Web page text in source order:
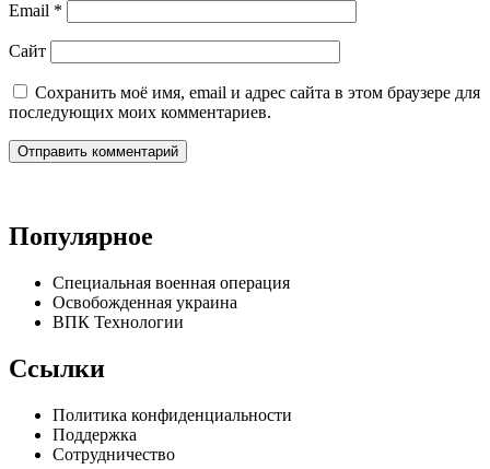
Email *
Сайт
Сохранить моё имя, email и адрес сайта в этом браузере для
последующих моих комментариев.
Популярное
Специальная военная операция
Освобожденная украина
ВПК Технологии
Ссылки
Политика конфиденциальности
Поддержка
Сотрудничество